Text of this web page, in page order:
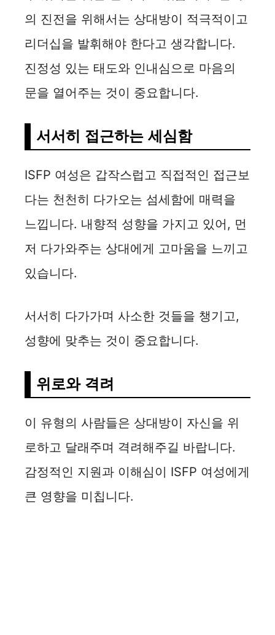
의 진전을 위해서는 상대방이 적극적이고
리더십을 발휘해야 한다고 생각합니다.
진정성 있는 태도와 인내심으로 마음의
문을 열어주는 것이 중요합니다.
서서히 접근하는 세심함
ISFP 여성은 갑작스럽고 직접적인 접근보
다는 천천히 다가오는 섬세함에 매력을
느낍니다. 내향적 성향을 가지고 있어, 먼
저 다가와주는 상대에게 고마움을 느끼고
있습니다.
서서히 다가가며 사소한 것들을 챙기고,
성향에 맞추는 것이 중요합니다.
위로와 격려
이 유형의 사람들은 상대방이 자신을 위
로하고 달래주며 격려해주길 바랍니다.
감정적인 지원과 이해심이 ISFP 여성에게
큰 영향을 미칩니다.